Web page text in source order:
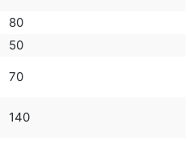
80
50
70
140